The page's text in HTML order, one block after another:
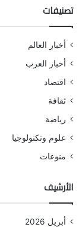
تصنيفات
أخبار العالم
أخبار العرب
اقتصاد
ثقافة
رياضة
علوم وتكنولوجيا
منوعات
الأرشيف
أبريل 2026